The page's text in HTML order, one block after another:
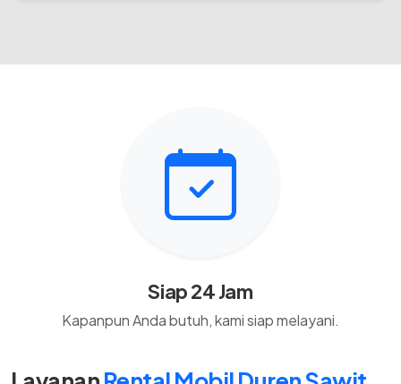
Siap 24 Jam
Kapanpun Anda butuh, kami siap melayani.